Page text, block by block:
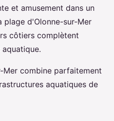
et amusement dans un
plage d'Olonne-sur-Mer
côtiers complètent
Mer combine parfaitement
aquatiques de